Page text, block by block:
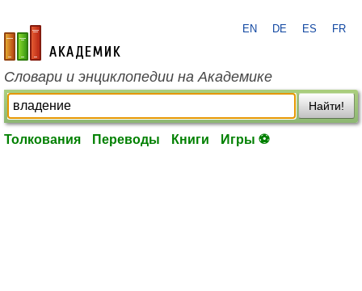
academic.ru
EN DE ES FR
Словари и энциклопедии на Академике
Найти!
Толкования Переводы Книги Игры ⚽